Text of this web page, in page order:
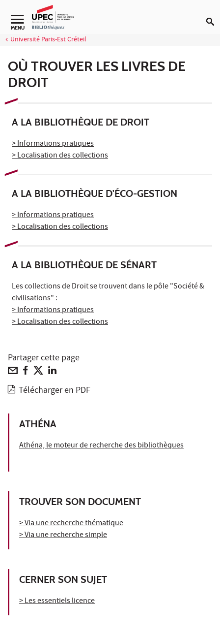
Aller au contenu
Navigation secondaire
MENU
Université Paris-Est Créteil
OÙ TROUVER LES LIVRES DE
DROIT
A LA BIBLIOTHÈQUE DE DROIT
> Informations pratiques
> Localisation des collections
A LA BIBLIOTHÈQUE D'ÉCO-GESTION
> Informations pratiques
> Localisation des collections
A LA BIBLIOTHÈQUE DE SÉNART
Les collections de Droit se trouvent dans le pôle "Société &
civilisations" :
> Informations pratiques
> Localisation des collections
Partager cette page
Télécharger en PDF
ATHÉNA
Athéna, le moteur de recherche des bibliothèques
TROUVER SON DOCUMENT
> Via une recherche thématique
> Via une recherche simple
CERNER SON SUJET
> Les essentiels licence